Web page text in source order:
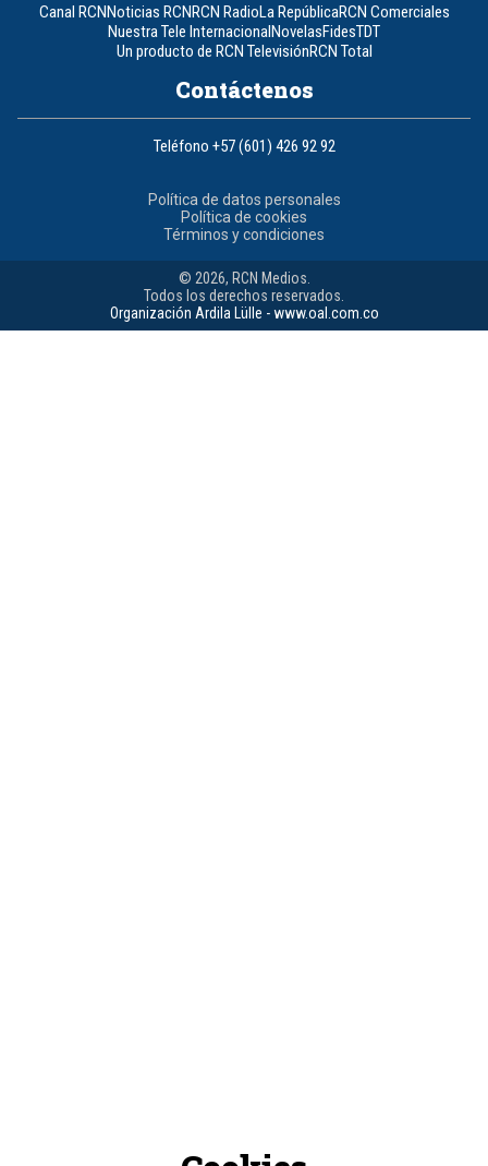
Canal RCNNoticias RCNRCN RadioLa RepúblicaRCN Comerciales
Nuestra Tele InternacionalNovelasFidesTDT
Un producto de RCN TelevisiónRCN Total
Contáctenos
Teléfono +57 (601) 426 92 92
Política de datos personales
Política de cookies
Términos y condiciones
© 2026, RCN Medios.
Todos los derechos reservados.
Organización Ardila Lülle - www.oal.com.co